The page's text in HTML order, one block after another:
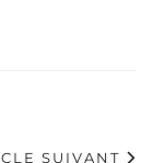
SUIVANT